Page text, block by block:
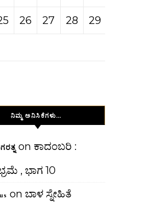
26 27 28 29
ನಿಮ್ಮ ಅನಿಸಿಕೆಗಳು…
on ಕಾದಂಬರಿ :
, ಭಾಗ 10
on ಬಾಳ ಸ್ನೇಹಿತೆ